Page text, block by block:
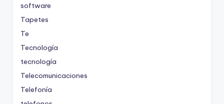
software
Tapetes
Te
Tecnología
tecnología
Telecomunicaciones
Telefonía